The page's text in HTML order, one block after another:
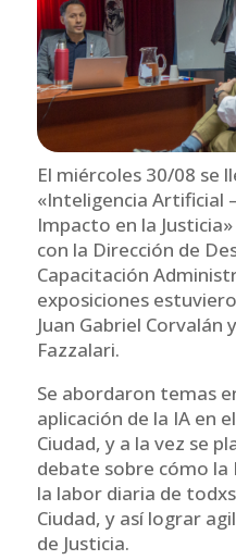
El miércoles 30/08 se
«Inteligencia Artificial
Impacto en la
con la Dirección de
Capacitación
exposiciones
Juan Gabriel Corvalán
Fazzalari.
Se abordaron temas
aplicación de la IA en
Ciudad, y a la vez se
debate sobre cómo
la labor diaria de
Ciudad, y así lograr
de Justicia.